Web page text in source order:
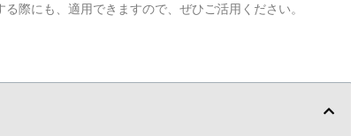
際にも、適用できますので、ぜひご活用ください。